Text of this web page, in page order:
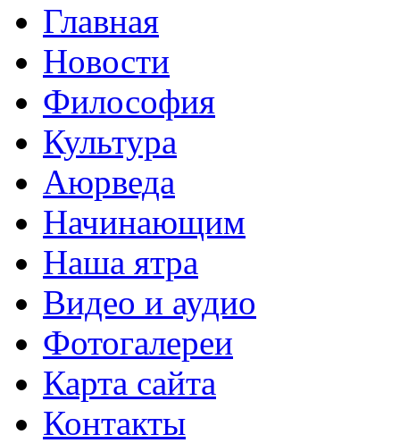
Главная
Новости
Философия
Культура
Аюрведа
Начинающим
Наша ятра
Видео и аудио
Фотогалереи
Карта сайта
Контакты